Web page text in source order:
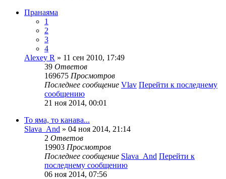
Пранаяма
1
2
3
4
Alexey R » 11 сен 2010, 17:49
39 Ответов
169675 Просмотров
Последнее сообщение Vlav Перейти к последнему
сообщению
21 ноя 2014, 00:01
То яма, то канава...
Slava_And » 04 ноя 2014, 21:14
2 Ответов
19903 Просмотров
Последнее сообщение Slava_And Перейти к
последнему сообщению
06 ноя 2014, 07:56